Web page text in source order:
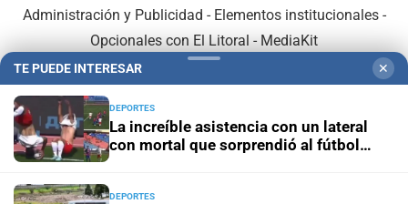
Administración y Publicidad - Elementos institucionales-
Opcionales con El Litoral - MediaKit
TE PUEDE INTERESAR ✕
DEPORTES
La increíble asistencia con un lateral
con mortal que sorprendió al fútbol
DEPORTES